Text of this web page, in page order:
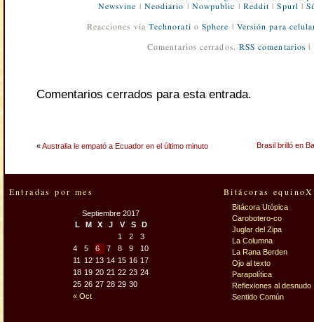
Newsvine
Neodiario Nowpublic Reddit |Spurl |
Reacciones vía Technorati o Sphere Versión para
Comentarios cerrados. RSS comentarios |
Comentarios cerrados para esta entrada.
«Australia le empató a Ecuador en el último minuto Brasil brilló en
Entradas por mes
Septiembre 2017
L
M X J V S D
« Oct
1 2
3
4
5 6 7 8 9
10
11
12 13 14 15 16 17
18 19 20 21 22 23 24
25 26 27 28 29 30
Bitácoras
Bitácora Utópica
Carobotero-co
Juglar del Zipa
La Columna
La Rana Berden
Ojo al texto
Parapolítica
Reflexiones al desnudo
Sentido Común